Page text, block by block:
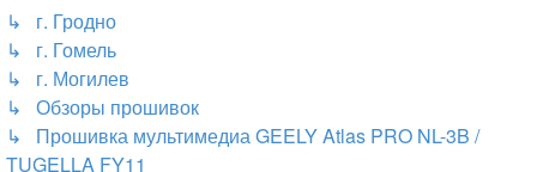
↳ г. Гродно
↳ г. Гомель
↳ г. Могилев
↳ Обзоры прошивок
↳ Прошивка мультимедиа GEELY Atlas PRO NL-3B /
TUGELLA FY11